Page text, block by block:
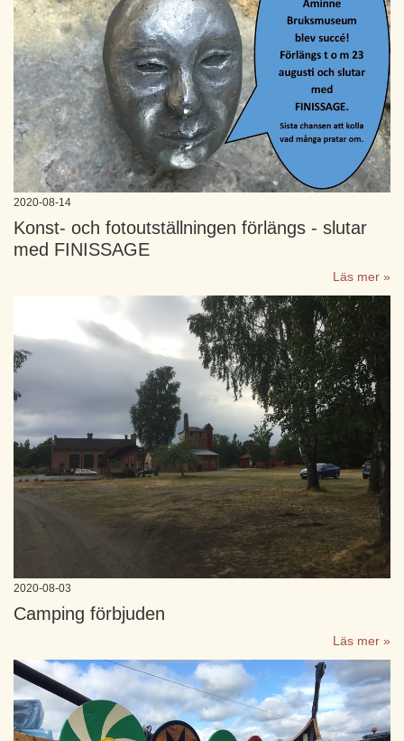
2020-08-14
Konst- och fotoutställningen förlängs - slutar
med FINISSAGE
Läs mer »
2020-08-03
Camping förbjuden
Läs mer »